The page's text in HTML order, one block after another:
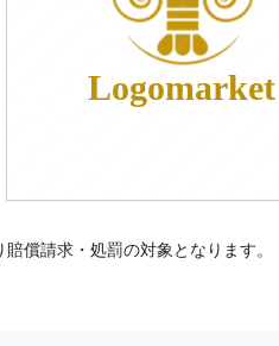
Logomarket
償請求・処罰の対象となります。